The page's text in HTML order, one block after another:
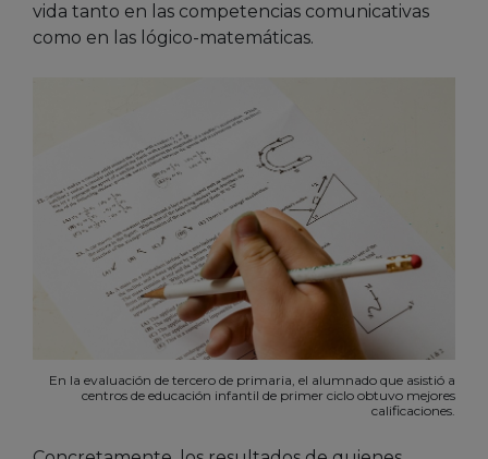
vida tanto en las competencias comunicativas
como en las lógico-matemáticas.
En la evaluación de tercero de primaria, el alumnado que asistió a
centros de educación infantil de primer ciclo obtuvo mejores
calificaciones.